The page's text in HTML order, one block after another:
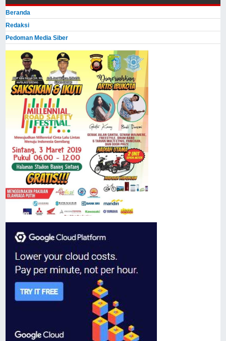
Beranda
Redaksi
Pedoman Media Siber